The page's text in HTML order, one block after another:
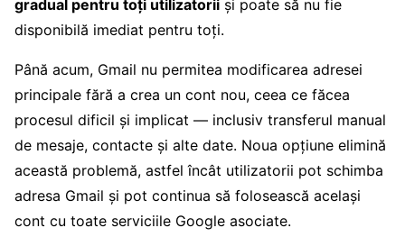
gradual pentru toți utilizatorii și poate să nu fie
disponibilă imediat pentru toți.
Până acum, Gmail nu permitea modificarea adresei
principale fără a crea un cont nou, ceea ce făcea
procesul dificil și implicat — inclusiv transferul manual
de mesaje, contacte și alte date. Noua opțiune elimină
această problemă, astfel încât utilizatorii pot schimba
adresa Gmail și pot continua să folosească același
cont cu toate serviciile Google asociate.